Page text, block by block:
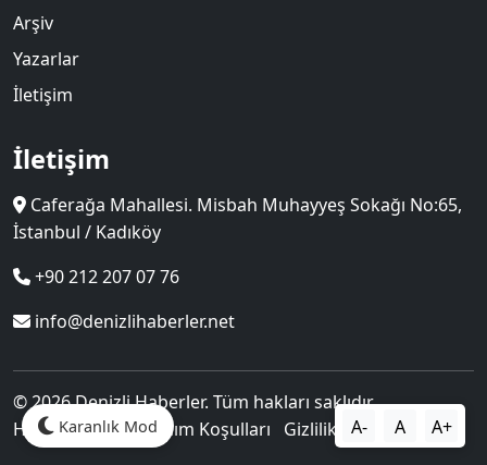
Arşiv
Yazarlar
İletişim
İletişim
Caferağa Mahallesi. Misbah Muhayyeş Sokağı No:65,
İstanbul / Kadıköy
+90 212 207 07 76
info@denizlihaberler.net
© 2026 Denizli Haberler. Tüm hakları saklıdır.
Hakkımızda
Kullanım Koşulları Gizlilik Politikası
Karanlık Mod A- A A+